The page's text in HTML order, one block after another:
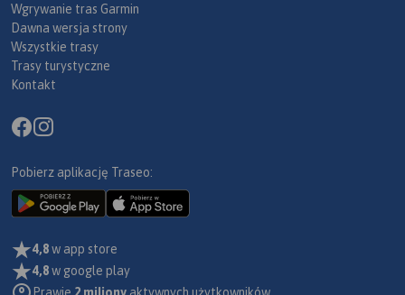
Wgrywanie tras Garmin
Dawna wersja strony
Wszystkie trasy
Trasy turystyczne
Kontakt
Pobierz aplikację Traseo:
4,8w app store
4,8w google play